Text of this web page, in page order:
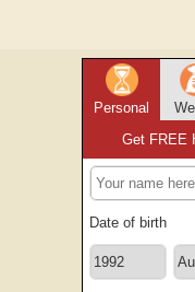
Personal
Get FREE
Date of birth